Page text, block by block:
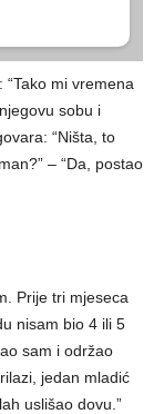
mi vremena
sobu i
“Ništa, to
– “Da, postao
Prije tri mjeseca
nisam bio 4 ili 5
sam i održao
jedan mladić
uslišao dovu.”